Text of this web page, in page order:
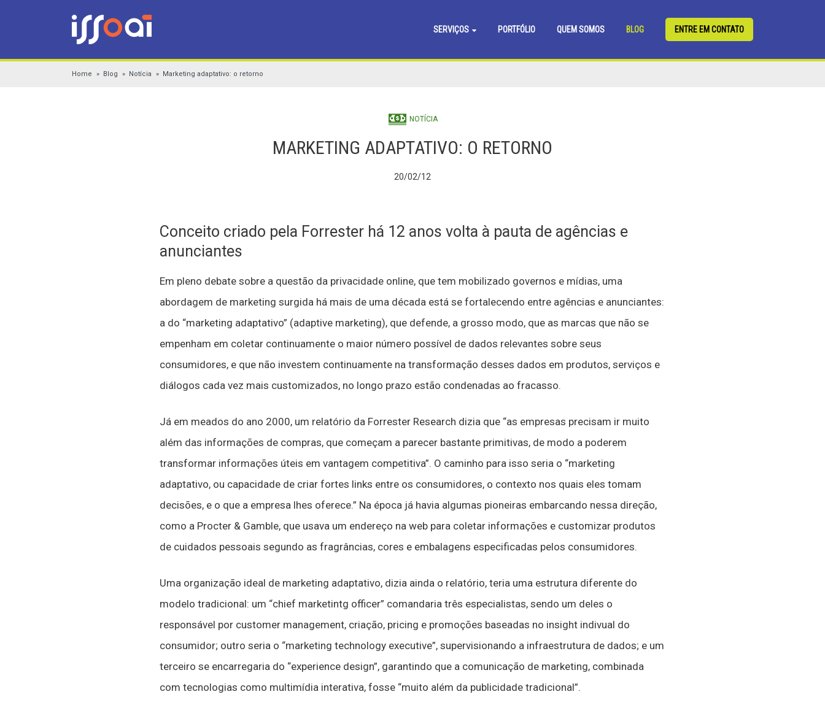
SERVIÇOS PORTFÓLIO QUEM SOMOS BLOG ENTRE EM CONTATO
Home Blog Notícia Marketing adaptativo: o retorno
NOTÍCIA
MARKETING ADAPTATIVO: O RETORNO
20/02/12
Conceito criado pela Forrester há 12 anos volta à pauta de agências e
anunciantes
Em pleno debate sobre a questão da privacidade online, que tem mobilizado governos e mídias, uma
abordagem de marketing surgida há mais de uma década está se fortalecendo entre agências e anunciantes:
a do “marketing adaptativo” (adaptive marketing), que defende, a grosso modo, que as marcas que não se
empenham em coletar continuamente o maior número possível de dados relevantes sobre seus
consumidores, e que não investem continuamente na transformação desses dados em produtos, serviços e
diálogos cada vez mais customizados, no longo prazo estão condenadas ao fracasso.
Já em meados do ano 2000, um relatório da Forrester Research dizia que “as empresas precisam ir muito
além das informações de compras, que começam a parecer bastante primitivas, de modo a poderem
transformar informações úteis em vantagem competitiva”. O caminho para isso seria o “marketing
adaptativo, ou capacidade de criar fortes links entre os consumidores, o contexto nos quais eles tomam
decisões, e o que a empresa lhes oferece.” Na época já havia algumas pioneiras embarcando nessa direção,
como a Procter & Gamble, que usava um endereço na web para coletar informações e customizar produtos
de cuidados pessoais segundo as fragrâncias, cores e embalagens especificadas pelos consumidores.
Uma organização ideal de marketing adaptativo, dizia ainda o relatório, teria uma estrutura diferente do
modelo tradicional: um “chief marketintg officer” comandaria três especialistas, sendo um deles o
responsável por customer management, criação, pricing e promoções baseadas no insight indivual do
consumidor; outro seria o “marketing technology executive”, supervisionando a infraestrutura de dados; e um
terceiro se encarregaria do “experience design”, garantindo que a comunicação de marketing, combinada
com tecnologias como multimídia interativa, fosse “muito além da publicidade tradicional”.